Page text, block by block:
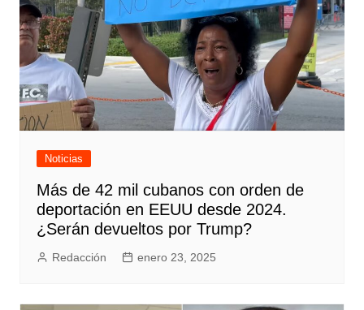
Noticias
Más de 42 mil cubanos con orden de
deportación en EEUU desde 2024.
¿Serán devueltos por Trump?
Redacción enero 23, 2025